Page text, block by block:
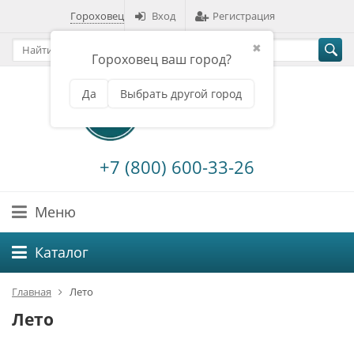
Гороховец
✖
Гороховец ваш город?
Да Выбрать другой город
Вход Регистрация
+7 (800) 600-33-26
Меню
Каталог
Главная Лето
Лето